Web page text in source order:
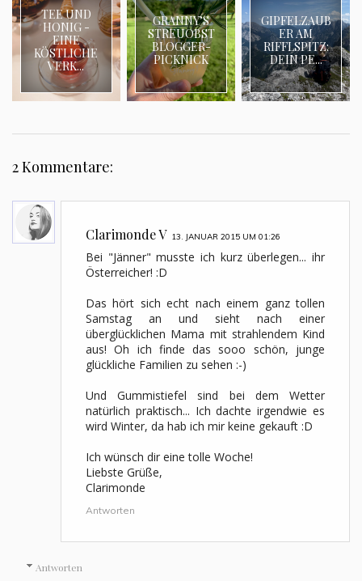
TEE UND
HONIG -
EINE
KÖSTLICHE
VERK...
GRANNY’S
STREUOBST
BLOGGER-
PICKNICK
GIPFELZAUB
ER AM
RIFFLSPITZ:
DEIN PE...
2 Kommentare:
Clarimonde V 13. JANUAR 2015 UM 01:26
Bei "Jänner" musste ich kurz überlegen... ihr
Österreicher! :D
Das hört sich echt nach einem ganz tollen
Samstag an und sieht nach einer
überglücklichen Mama mit strahlendem Kind
aus! Oh ich finde das sooo schön, junge
glückliche Familien zu sehen :-)
Und Gummistiefel sind bei dem Wetter
natürlich praktisch... Ich dachte irgendwie es
wird Winter, da hab ich mir keine gekauft :D
Ich wünsch dir eine tolle Woche!
Liebste Grüße,
Clarimonde
Antworten
Antworten